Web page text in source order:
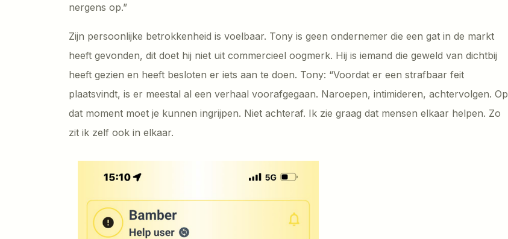
nergens op.”
Zijn persoonlijke betrokkenheid is voelbaar. Tony is geen ondernemer die een gat in de markt
heeft gevonden, dit doet hij niet uit commercieel oogmerk. Hij is iemand die geweld van dichtbij
heeft gezien en heeft besloten er iets aan te doen. Tony: “Voordat er een strafbaar feit
plaatsvindt, is er meestal al een verhaal voorafgegaan. Naroepen, intimideren, achtervolgen. Op
dat moment moet je kunnen ingrijpen. Niet achteraf. Ik zie graag dat mensen elkaar helpen. Zo
zit ik zelf ook in elkaar.